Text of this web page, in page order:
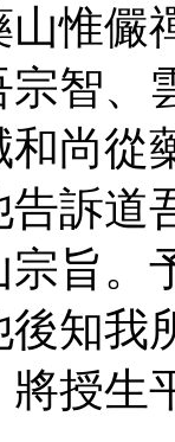
儼
智、
尚從
訴道
旨。
知我
將授生